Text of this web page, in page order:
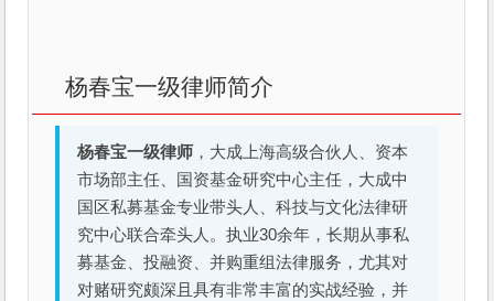
杨春宝一级律师简介
杨春宝一级律师 ，大成上海高级合伙人、资本
市场部主任、国资基金研究中心主任，大成中
国区私募基金专业带头人、科技与文化法律研
究中心联合牵头人。执业30余年，长期从事私
募基金、投融资、并购重组法律服务，尤其对
对赌研究颇深且具有非常丰富的实战经验，并